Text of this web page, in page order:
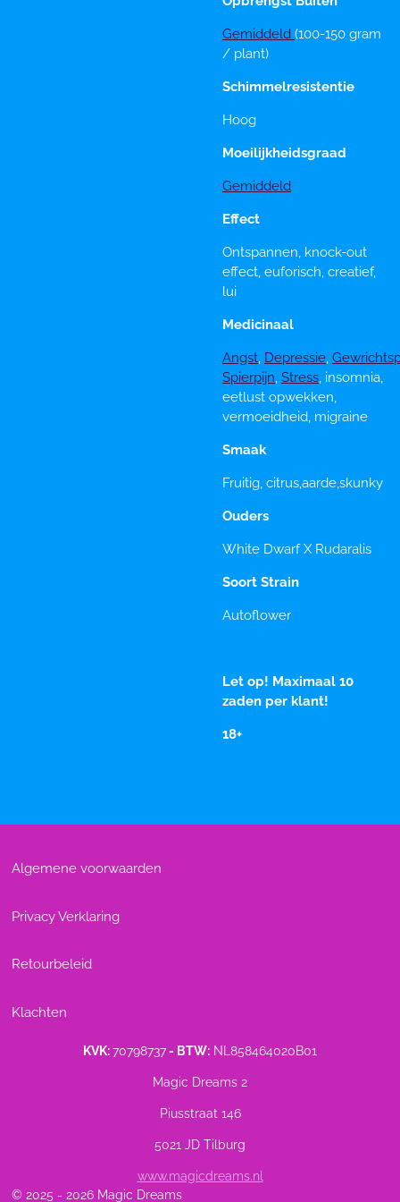
Gemiddeld (100-150 gram
/ plant)
Schimmelresistentie
Hoog
Moeilijkheidsgraad
Gemiddeld
Effect
Ontspannen, knock-out
effect, euforisch, creatief,
lui
Medicinaal
Angst, Depressie,
Spierpijn, Stress, insomnia,
eetlust opwekken,
vermoeidheid, migraine
Smaak
Fruitig, citrus,aarde,skunky
Ouders
White Dwarf X Rudaralis
Soort Strain
Autoflower
Let op! Maximaal 10
zaden per klant!
18+
Algemene voorwaarden
Privacy Verklaring
Retourbeleid
Klachten
KVK:70798737- BTW: NL858464020B01
Magic Dreams 2
Piusstraat 146
5021 JD Tilburg
www.magicdreams.nl
© 2025 - 2026 Magic Dreams